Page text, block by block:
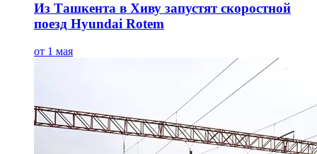
Из Ташкента в Хиву запустят скоростной
поезд Hyundai Rotem
от 1 мая